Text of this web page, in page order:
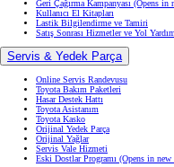
Geri Çağırma Kampanyası (Opens in
Kullanıcı El Kitapları
Lastik Bilgilendirme ve Tamiri
Satış Sonrası Hizmetler ve Yol
Servis & Yedek Parça
Online Servis Randevusu
Toyota Bakım Paketleri
Hasar Destek Hattı
Toyota Asistanım
Toyota Kasko
Orijinal Yedek Parça
Orijinal Yağlar
Servis Vale Hizmeti
Eski Dostlar Programı (Opens in